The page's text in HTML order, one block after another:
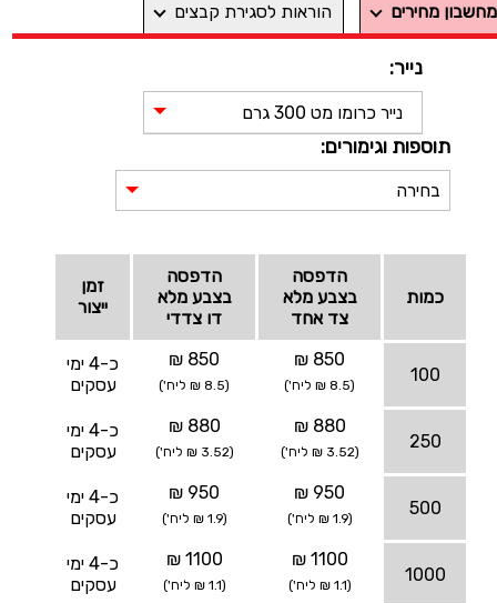
מחשבון מחירים הוראות לסגירת קבצים
נייר:
נייר כרומו מט 300 גרם
תוספות וגימורים:
בחירה
כמות
הדפסה
בצבע מלא
צד אחד
הדפסה
בצבע מלא
דו צדדי
זמן
ייצור
100
850 ₪
(8.5 ₪ ליח')
850 ₪
(8.5 ₪ ליח')
כ-4 ימי
עסקים
250
880 ₪
(3.52 ₪ ליח')
880 ₪
(3.52 ₪ ליח')
כ-4 ימי
עסקים
500
950 ₪
(1.9 ₪ ליח')
950 ₪
(1.9 ₪ ליח')
כ-4 ימי
עסקים
1000
1100 ₪
(1.1 ₪ ליח')
1100 ₪
(1.1 ₪ ליח')
כ-4 ימי
עסקים